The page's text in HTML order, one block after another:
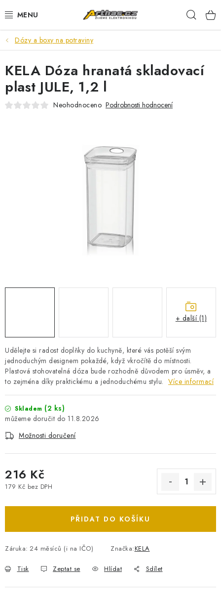
na
TELEFONY, TABLETY
POČÍTAČE, NOTEBOOKY
PRO HRÁČE
PŘEDVÁDĚCÍ ELEKTRONIKA
Dózy a boxy na potraviny
Udělejte si radost doplňky do kuchyně, které vás potěší svým
jednoduchým designem pokaždé, když vkročítě do místnosti.
Plastová stohovatelná dóza bude rozhodně důvodem pro úsměv, a
to zejména díky praktickému a jednoduchému stylu. Více informací
Skladem (2 ks)
11.8.2026
Možnosti doručení
216 Kč
179 Kč bez DPH
PŘIDAT DO KOŠÍKU
Záruka: 24 měsíců (i na IČO) Značka:KELA
Tisk Zeptat se Hlídat Sdílet
KELA Dóza hranatá skladovací
plast JULE, 1,2 l
Neohodnoceno Podrobnosti hodnocení
+ další (1)